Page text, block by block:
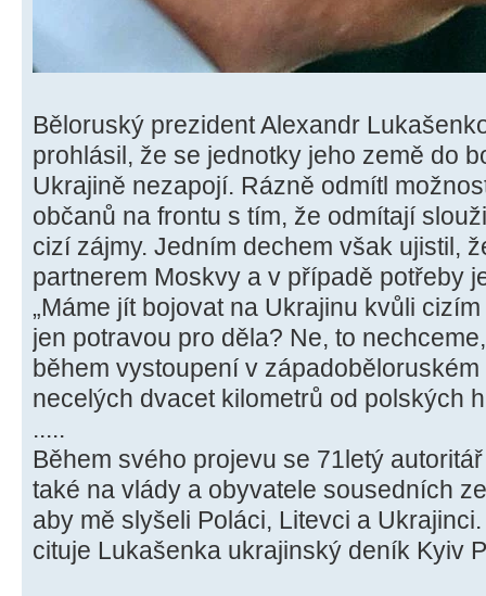
Běloruský prezident Alexandr
prohlásil, že se jednotky jeho země do
Ukrajině nezapojí. Rázně odmítl
občanů na frontu s tím, že odmítají
cizí zájmy. Jedním dechem však ujistil,
partnerem Moskvy a v případě potřeby
„Máme jít bojovat na Ukrajinu kvůli
jen potravou pro děla? Ne, to
během vystoupení v
necelých dvacet kilometrů od polských
.....
Během svého projevu se 71letý
také na vlády a obyvatele sousedních
aby mě slyšeli Poláci, Litevci a
cituje Lukašenka ukrajinský deník Kyiv